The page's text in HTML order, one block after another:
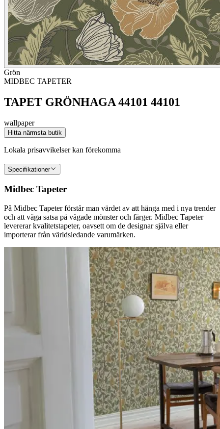
Grön
MIDBEC TAPETER
TAPET GRÖNHAGA 44101 44101
wallpaper
Hitta närmsta butik
Lokala prisavvikelser kan förekomma
Specifikationer
Midbec Tapeter
På Midbec Tapeter förstår man värdet av att hänga med i nya trender
och att våga satsa på vågade mönster och färger. Midbec Tapeter
levererar kvalitetstapeter, oavsett om de designar själva eller
importerar från världsledande varumärken.